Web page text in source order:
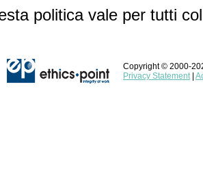
politica vale per tutti
Copyright © 2000-
Privacy Statement|